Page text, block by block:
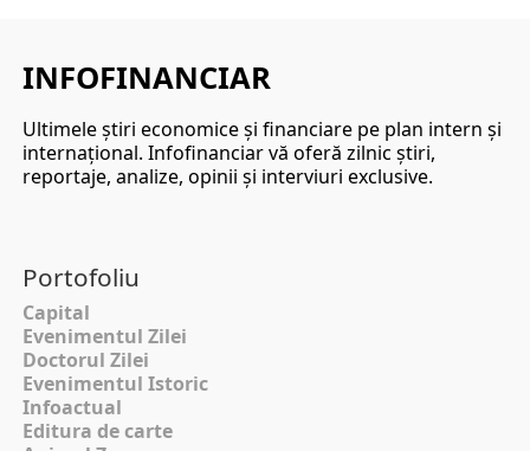
INFOFINANCIAR
Ultimele ştiri economice şi financiare pe plan intern şi
internaţional. Infofinanciar vă oferă zilnic ştiri,
reportaje, analize, opinii şi interviuri exclusive.
Portofoliu
Capital
Evenimentul Zilei
Doctorul Zilei
Evenimentul Istoric
Infoactual
Editura de carte